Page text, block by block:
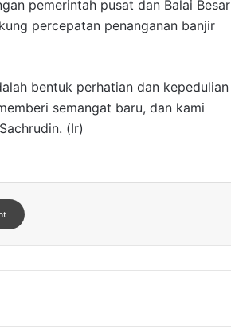
pemerintah pusat dan Balai Besar
percepatan penanganan banjir
bentuk perhatian dan kepedulian
semangat baru, dan kami
(Ir)